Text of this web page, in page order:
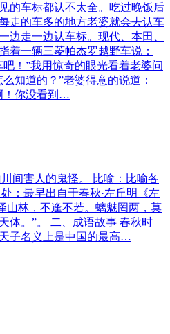
的车标都认不太全。吃过晚饭后
走的车多的地方老婆就会去认车
边走一边认车标。现代、本田、
一辆三菱帕杰罗越野车说：
！”我用惊奇的眼光看着老婆问
知道的？”老婆得意的说道：
！你没看到…
间害人的鬼怪。 比喻：比喻各
：最早出自于春秋·左丘明《左
山林，不逢不若。螭魅罔两，莫
体。”。 二、成语故事 春秋时
子名义上是中国的最高…